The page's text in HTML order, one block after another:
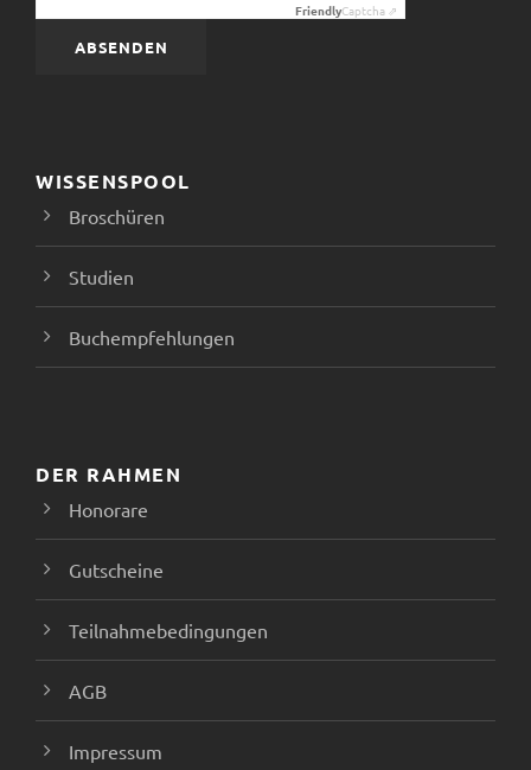
FriendlyCaptcha ⇗
WISSENSPOOL
Broschüren
Studien
Buchempfehlungen
DER RAHMEN
Honorare
Gutscheine
Teilnahmebedingungen
AGB
Impressum